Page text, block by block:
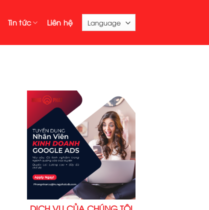
Tin tức Liên hệ